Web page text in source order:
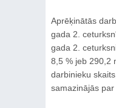
Aprēķinātās
gada 2.
gada 2.
8,5 % jeb 290,2
darbinieku
samazinājās par